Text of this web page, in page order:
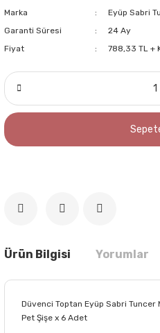
Marka
Eyüp Sabri
Garanti Süresi
24 Ay
Fiyat
788,33 TL +
Ürün Bilgisi Yorumlar
Düvenci Toptan Eyüp Sabri Tuncer
Pet Şişe x 6 Adet